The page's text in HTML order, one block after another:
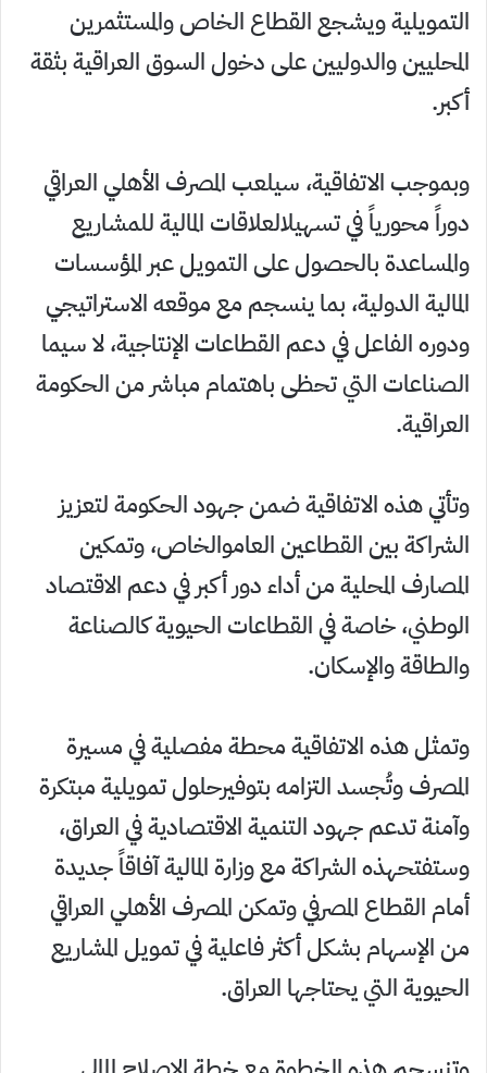
التمويلية ويشجع القطاع الخاص والمستثمرين
المحليين والدوليين على دخول السوق العراقية بثقة
أكبر.
وبموجب الاتفاقية، سيلعب المصرف الأهلي العراقي
دوراً محورياً في تسهيلالعلاقات المالية للمشاريع
والمساعدة بالحصول على التمويل عبر المؤسسات
المالية الدولية، بما ينسجم مع موقعه الاستراتيجي
ودوره الفاعل في دعم القطاعات الإنتاجية، لا سيما
الصناعات التي تحظى باهتمام مباشر من الحكومة
العراقية.
وتأتي هذه الاتفاقية ضمن جهود الحكومة لتعزيز
الشراكة بين القطاعين العاموالخاص، وتمكين
المصارف المحلية من أداء دور أكبر في دعم الاقتصاد
الوطني، خاصة في القطاعات الحيوية كالصناعة
والطاقة والإسكان.
وتمثل هذه الاتفاقية محطة مفصلية في مسيرة
المصرف وتُجسد التزامه بتوفيرحلول تمويلية مبتكرة
وآمنة تدعم جهود التنمية الاقتصادية في العراق،
وستفتحهذه الشراكة مع وزارة المالية آفاقاً جديدة
أمام القطاع المصرفي وتمكن المصرف الأهلي العراقي
من الإسهام بشكل أكثر فاعلية في تمويل المشاريع
الحيوية التي يحتاجها العراق.